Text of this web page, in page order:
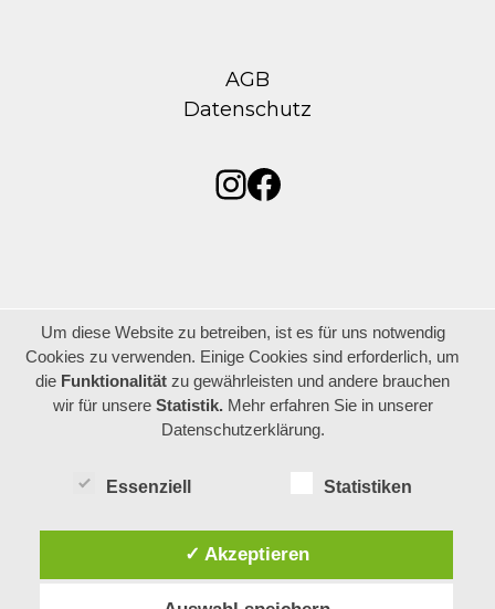
AGB
Datenschutz
Instagram
Facebook
Um diese Website zu betreiben, ist es für uns notwendig
Cookies zu verwenden. Einige Cookies sind erforderlich, um
die Funktionalität zu gewährleisten und andere brauchen
wir für unsere Statistik. Mehr erfahren Sie in unserer
Datenschutzerklärung.
Essenziell Statistiken
✓ Akzeptieren